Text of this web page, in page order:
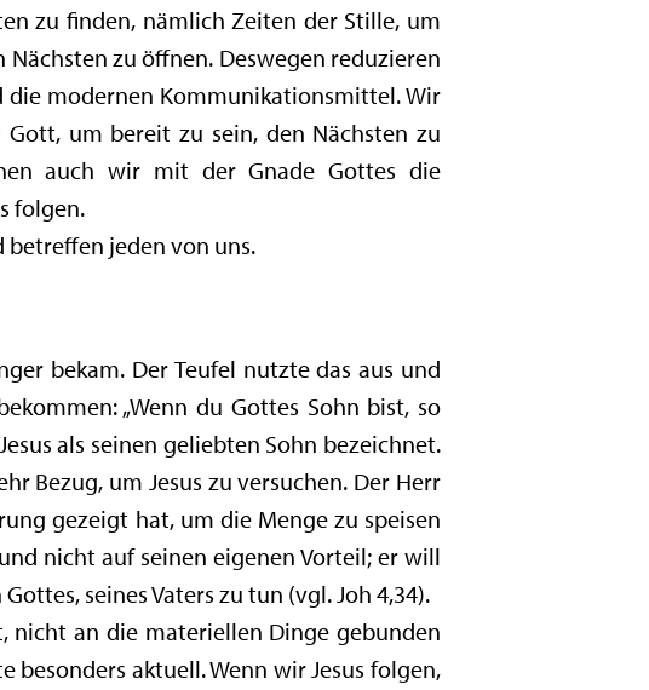
zu finden, nämlich Zeiten der Stille, um
zu öffnen. Deswegen reduzieren
modernen Kommunikationsmittel. Wir
um bereit zu sein, den Nächsten zu
auch wir mit der Gnade Gottes die
folgen.
betreffen jeden von uns.
bekam. Der Teufel nutzte das aus und
„Wenn du Gottes Sohn bist, so
als seinen geliebten Sohn bezeichnet.
Bezug, um Jesus zu versuchen. Der Herr
gezeigt hat, um die Menge zu speisen
nicht auf seinen eigenen Vorteil; er will
seines Vaters zu tun (vgl. Joh 4,34).
nicht an die materiellen Dinge gebunden
besonders aktuell. Wenn wir Jesus folgen,